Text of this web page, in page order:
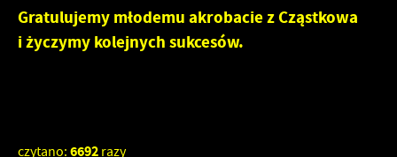
Gratulujemy młodemu akrobacie z Cząstkowa
i życzymy kolejnych sukcesów.
czytano: 6692 razy